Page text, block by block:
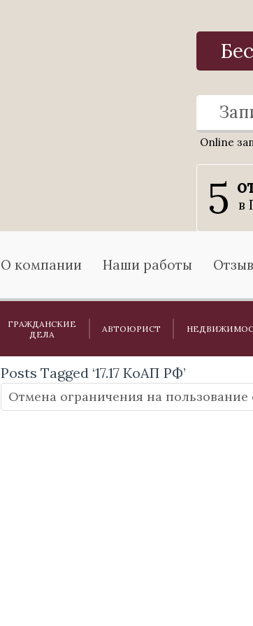
Online
5 в
О компании Наши работы
ГРАЖДАНСКИЕ
ДЕЛА
АВТОЮРИСТ
Posts Tagged ‘17.17 КоАП РФ’
Отмена ограничения на